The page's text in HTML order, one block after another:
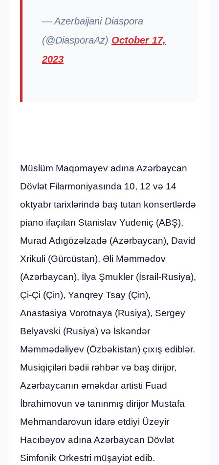
— Azerbaijani Diaspora
(@DiasporaAz) October 17,
2023
Müslüm Maqomayev adına Azərbaycan
Dövlət Filarmoniyasında 10, 12 və 14
oktyabr tarixlərində baş tutan konsertlərdə
piano ifaçıları Stanislav Yudeniç (ABŞ),
Murad Adıgözəlzadə (Azərbaycan), David
Xrikuli (Gürcüstan), Əli Məmmədov
(Azərbaycan), İlya Şmukler (İsrail-Rusiya),
Çi-Çi (Çin), Yanqrey Tsay (Çin),
Anastasiya Vorotnaya (Rusiya), Sergey
Belyavski (Rusiya) və İskəndər
Məmmədəliyev (Özbəkistan) çıxış ediblər.
Musiqiçiləri bədii rəhbər və baş dirijor,
Azərbaycanın əməkdar artisti Fuad
İbrahimovun və tanınmış dirijor Mustafa
Mehmandarovun idarə etdiyi Üzeyir
Hacıbəyov adına Azərbaycan Dövlət
Simfonik Orkestri müşayiət edib.